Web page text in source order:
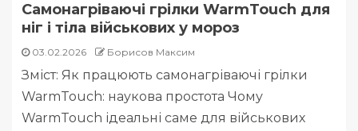
Самонагріваючі грілки WarmTouch для
ніг і тіла військових у мороз
03.02.2026 Борисов Максим
Зміст: Як працюють самонагріваючі грілки
WarmTouch: наукова простота Чому
WarmTouch ідеальні саме для військових